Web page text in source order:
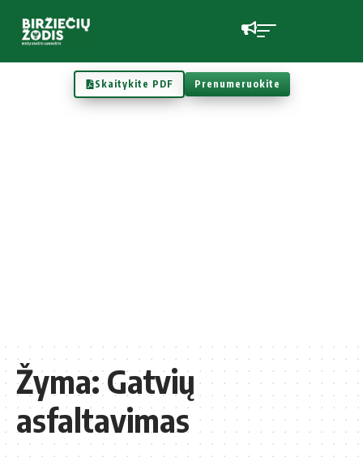
Skaitykite PDF Prenumeruokite
Žyma:Gatvių
asfaltavimas